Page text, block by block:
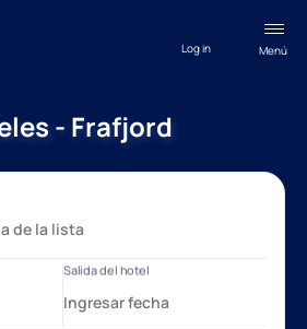
Menú
Log in
- Frafjord